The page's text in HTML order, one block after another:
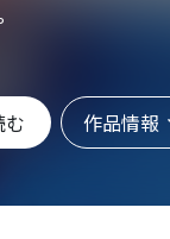
む 作品情報